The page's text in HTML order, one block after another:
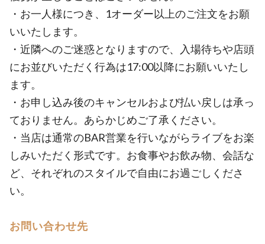
・お一人様につき、1オーダー以上のご注文をお願
いいたします。
・近隣へのご迷惑となりますので、入場待ちや店頭
にお並びいただく行為は17:00以降にお願いいたし
ます。
・お申し込み後のキャンセルおよび払い戻しは承っ
ておりません。あらかじめご了承ください。
・当店は通常のBAR営業を行いながらライブをお楽
しみいただく形式です。お食事やお飲み物、会話な
ど、それぞれのスタイルで自由にお過ごしくださ
い。
お問い合わせ先